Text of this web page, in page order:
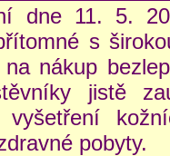
dne 11. 5.
s
na nákup
jistě
vyšetření
pobyty.